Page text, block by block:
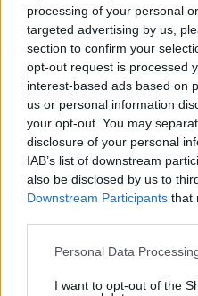
processing of your personal
targeted advertising by us,
section to confirm your
opt-out request is processed
interest-based ads based on
us or personal information
your opt-out. You may
disclosure of your personal
IAB’s list of downstream
also be disclosed by us to
Downstream Participants that
Please note that this
not limited to your visit or
Personal Data
I want to opt-out of the
Στο μυθιστόρημα
Μπροντέ, η νεαρή
φυματίωση σαν
ξηρασία. ΗΓεωργία
αγαπημένο της
μελαγχολικό άγγελο»,
περιγράφοντας τον
«Νίκολας Νίκλμπι»,
Εντούτοις, η